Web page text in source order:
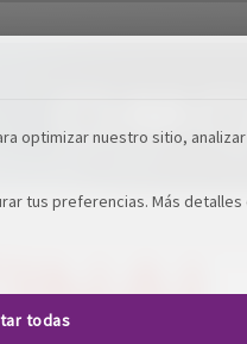
optimizar nuestro sitio,
tus preferencias. Más detalles
todas